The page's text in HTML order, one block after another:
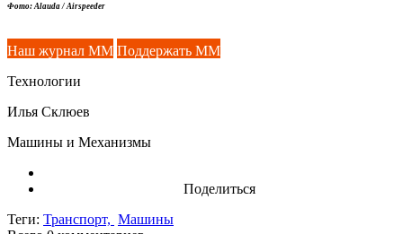
Фото: Alauda / Airspeeder
Наш журнал ММ Поддержать ММ
Технологии
Илья Склюев
Машины и Механизмы
Поделиться
Теги: Транспорт, Машины